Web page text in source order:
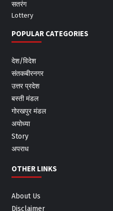
सतरंग
Lottery
POPULAR CATEGORIES
देश/विदेश
संतकबीरनगर
उत्तर प्रदेश
बस्ती मंडल
गोरखपुर मंडल
अयोध्या
Story
अपराध
OTHER LINKS
About Us
Disclaimer